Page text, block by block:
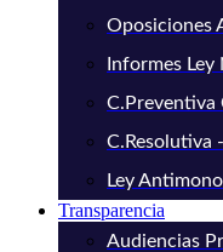
Oposiciones
Informes Ley
C.Preventiva
C.Resolutiva
Ley
Transparencia
Audiencias